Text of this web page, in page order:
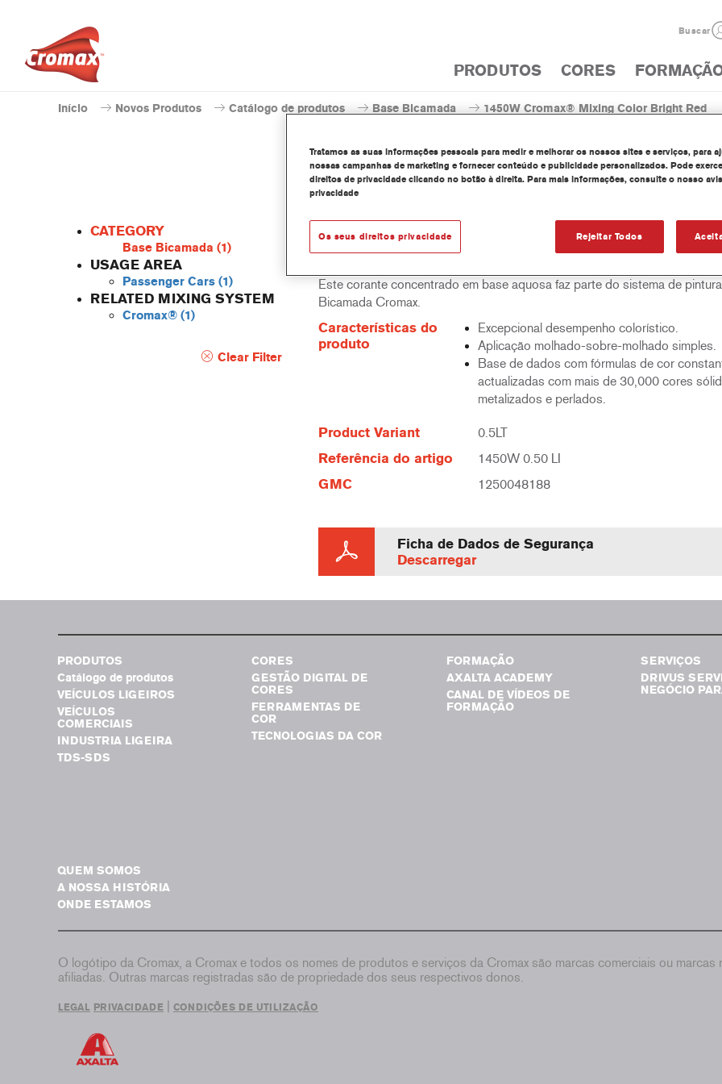
Buscar
PRODUTOS CORES
Início Novos Produtos Catálogo de produtos Base Bicamada 1450W Cromax® Mixing Color Bright Red
CATEGORY
Base Bicamada (1)
USAGE AREA
Passenger Cars (1)
RELATED MIXING SYSTEM
Cromax® (1)
Clear Filter
1450W Cromax® Mixing
Este corante concentrado em base aquosa faz parte do sistema de
Bicamada Cromax.
Características do
produto
Excepcional desempenho colorístico.
Aplicação molhado-sobre-molhado simples.
Base de dados com fórmulas de cor
actualizadas com mais de 30,000 cores
metalizados e perlados.
Product Variant 0.5LT
Referência do artigo 1450W 0.50 LI
GMC 1250048188
Ficha de Dados de Segurança
Descarregar
PRODUTOS
Catálogo de produtos
VEÍCULOS LIGEIROS
VEÍCULOS
COMERCIAIS
INDUSTRIA LIGEIRA
TDS-SDS
CORES
GESTÃO DIGITAL DE
CORES
FERRAMENTAS DE
COR
TECNOLOGIAS DA COR
FORMAÇÃO
AXALTA ACADEMY
CANAL DE VÍDEOS DE
FORMAÇÃO
SERVIÇOS
DRIVUS
NEGÓCIO
QUEM SOMOS
A NOSSA HISTÓRIA
ONDE ESTAMOS
O logótipo da Cromax, a Cromax e todos os nomes de produtos e serviços da Cromax são marcas comerciais ou
afiliadas. Outras marcas registradas são de propriedade dos seus respectivos donos.
LEGAL PRIVACIDADE CONDIÇÕES DE UTILIZAÇÃO
Tratamos as suas informações pessoais para medir e melhorar os nossos sites e serviços, para
nossas campanhas de marketing e fornecer conteúdo e publicidade personalizados. Pode
direitos de privacidade clicando no botão à direita. Para mais informações, consulte o nosso
privacidade
Rejeitar Todos
Os seus direitos privacidade